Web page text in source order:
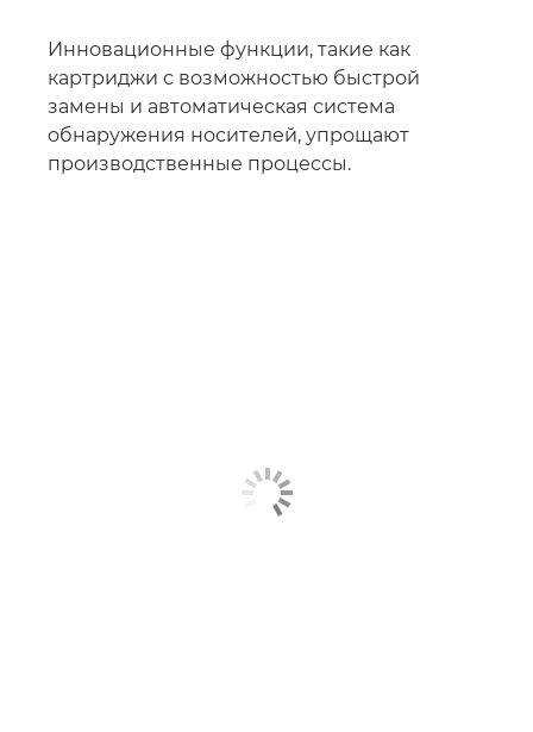
Инновационные функции, такие как
картриджи с возможностью быстрой
замены и автоматическая система
обнаружения носителей, упрощают
производственные процессы.